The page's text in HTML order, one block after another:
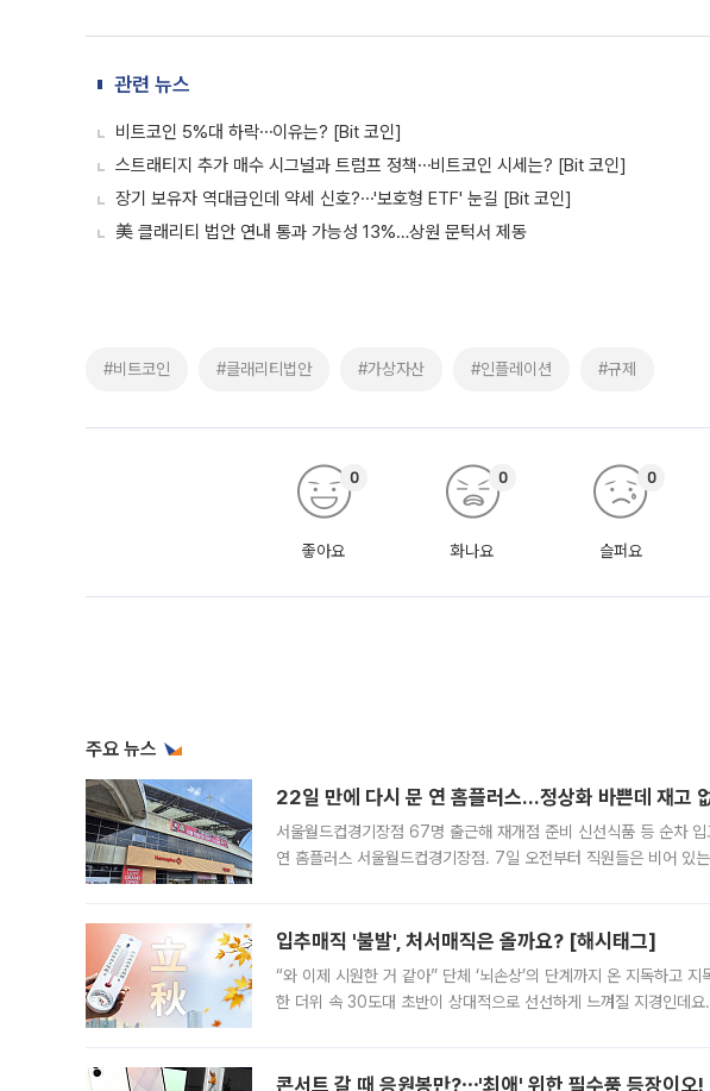
관련 뉴스
비트코인 5%대 하락⋯이유는? [Bit 코인]
스트래티지 추가 매수 시그널과 트럼프 정책⋯비트코인 시세는? [Bit 코인]
장기 보유자 역대급인데 약세 신호?⋯'보호형 ETF' 눈길 [Bit 코인]
美 클래리티 법안 연내 통과 가능성 13%…상원 문턱서 제동
#비트코인 #클래리티법안 #가상자산 #인플레이션 #규제
좋아요
0
화나요
0
슬퍼요
0
주요 뉴스
22일 만에 다시 문 연 홈플러스…정상화 바쁜데 재고
서울월드컵경기장점 67명 출근해 재개점 준비 신선식품 등 순차
연 홈플러스 서울월드컵경기장점. 7일 오전부터 직원들은 비어 있
입추매직 '불발', 처서매직은 올까요? [해시태그]
“와 이제 시원한 거 같아” 단체 ‘뇌손상’의 단계까지 온 지독하고
한 더위 속 30도대 초반이 상대적으로 선선하게 느껴질 지경인데
콘서트 갈 때 응원봉만?⋯'최애' 위한 필수품 등장이오